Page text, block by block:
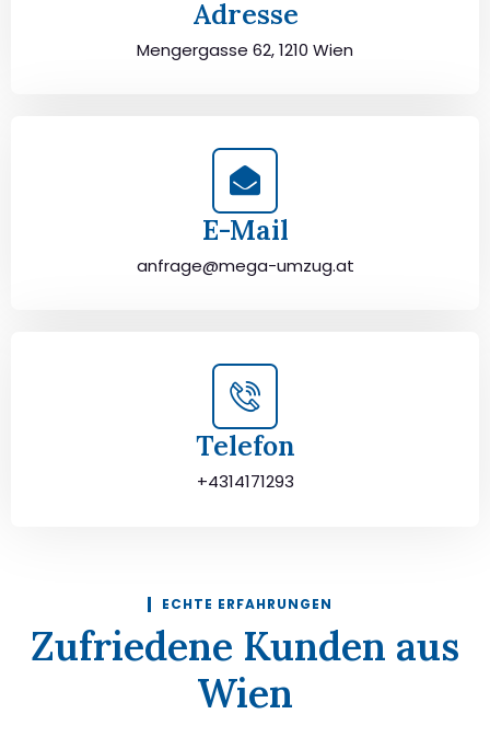
Adresse
Mengergasse 62, 1210 Wien
E-Mail
anfrage@mega-umzug.at
Telefon
+4314171293
ECHTE ERFAHRUNGEN
Zufriedene Kunden aus
Wien